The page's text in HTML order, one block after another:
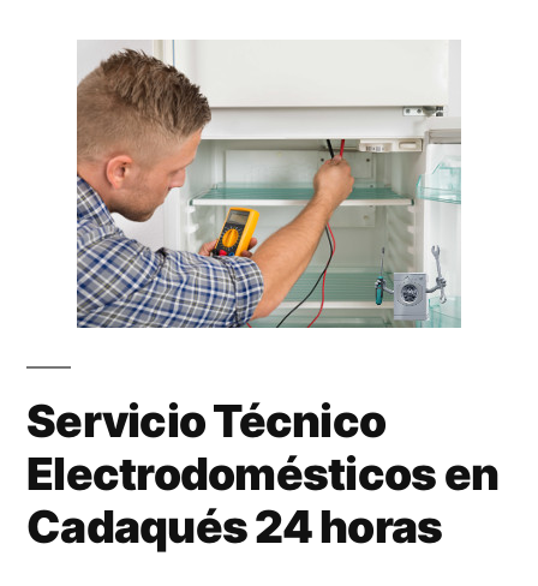
Servicio Técnico
Electrodomésticos en
Cadaqués 24 horas